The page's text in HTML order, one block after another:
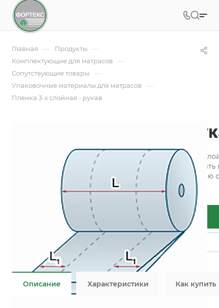
Главная — Продукты —
Комплектующие для матрасов —
Сопутствующие товары —
Упаковочные материалы для матрасов —
Пленка 3-х слойная - рукав
Пленка 3-х слойная -
Предлагаем вашему вниманию современную
рулонах практически универсальна, так как может
устойчива к воздействию внешней среды и полностью
Подробности
Заказать
Задать вопрос
Возможны дополнительные опции
Не является публичной офертой
Описание Характеристики Как купить